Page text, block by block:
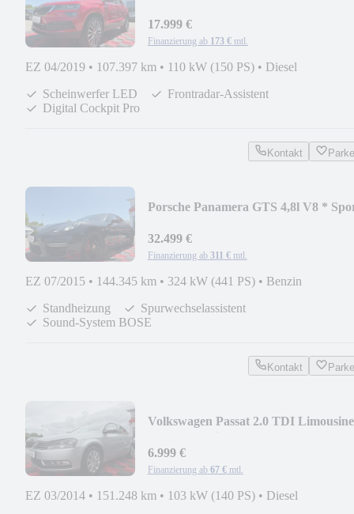
17.999 €
Finanzierung ab 173 € mtl.
EZ 04/2019 • 107.397 km • 110 kW (150 PS) • Diesel
Scheinwerfer LED
Frontradar-Assistent
Digital Cockpit Pro
Kontakt
Porsche Panamera GTS 4,8l V8 *
32.499 €
Finanzierung ab 311 € mtl.
EZ 07/2015 • 144.345 km • 324 kW (441 PS) • Benzin
Standheizung
Spurwechselassistent
Sound-System BOSE
Kontakt
Volkswagen Passat 2.0 TDI Limousine
6.999 €
Finanzierung ab 67 € mtl.
EZ 03/2014 • 151.248 km • 103 kW (140 PS) • Diesel